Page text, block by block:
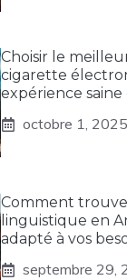
Choisir le
cigarette
expérience
octobre 1, 2025
Comment
linguistique en
adapté à vos
septembre 29,